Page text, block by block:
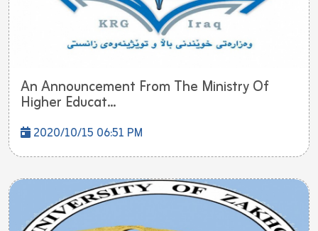
An Announcement From The Ministry Of
Higher Educat...
2020/10/15 06:51 PM